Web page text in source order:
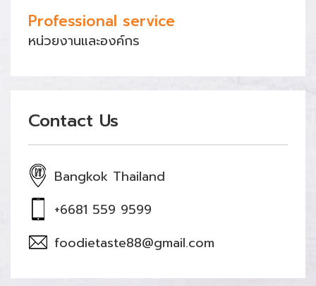
Professional service
หน่วยงานและองค์กร
Contact Us
Bangkok Thailand
+6681 559 9599
foodietaste88@gmail.com